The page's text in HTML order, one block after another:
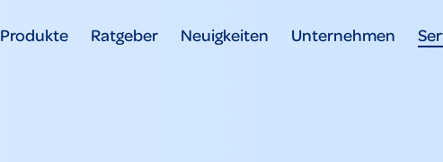
Produkte Ratgeber Neuigkeiten Unternehmen